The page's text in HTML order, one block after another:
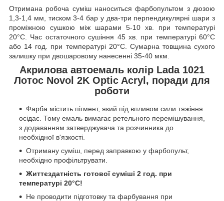
Отримана робоча суміш наноситься фарбопультом з дюзою
1,3-1,4 мм, тиском 3-4 бар у два-три перпендикулярні шари з
проміжною сушкою між шарами 5-10 хв. при температурі
20°C. Час остаточного сушіння 45 хв. при температурі 60°C
або 14 год. при температурі 20°C. Сумарна товщина сухого
залишку при двошаровому нанесенні 35-40 мкм.
Акрилова автоемаль колір Lada 1021
Лотос Novol 2K Optic Acryl, поради для
роботи
Фарба містить пігмент, який під впливом сили тяжіння
осідає. Тому емаль вимагає ретельного перемішування,
з додаванням затверджувача та розчинника до
необхідної в'язкості.
Отриману суміш, перед заправкою у фарбопульт,
необхідно профільтрувати.
Життєздатність готової суміші 2 год. при
температурі 20°C!
Не проводити підготовку та фарбування при